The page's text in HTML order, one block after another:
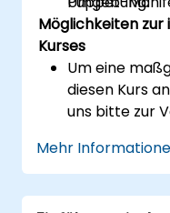
Möglichkeiten zur
Kurses
Um eine
diesen Kurs
uns bitte zur
Mehr